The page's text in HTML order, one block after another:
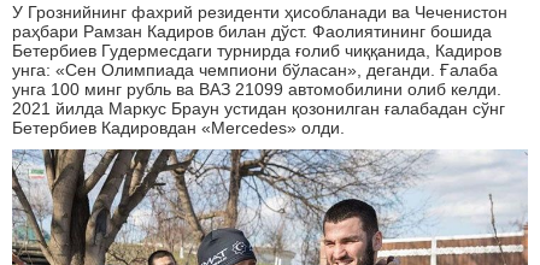
У Грознийнинг фахрий резиденти ҳисобланади ва Чеченистон
раҳбари Рамзан Кадиров билан дўст. Фаолиятининг бошида
Бетербиев Гудермесдаги турнирда ғолиб чиққанида, Кадиров
унга: «Сен Олимпиада чемпиони бўласан», деганди. Ғалаба
унга 100 минг рубль ва ВАЗ 21099 автомобилини олиб келди.
2021 йилда Маркус Браун устидан қозонилган ғалабадан сўнг
Бетербиев Кадировдан «Меrcedes» олди.